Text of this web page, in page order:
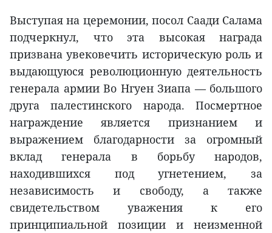
Выступая на церемонии, посол Саади Салама
подчеркнул, что эта высокая награда
призвана увековечить историческую роль и
выдающуюся революционную деятельность
генерала армии Во Нгуен Зиапа — большого
друга палестинского народа. Посмертное
награждение является признанием и
выражением благодарности за огромный
вклад генерала в борьбу народов,
находившихся под угнетением, за
независимость и свободу, а также
свидетельством уважения к его
принципиальной позиции и неизменной